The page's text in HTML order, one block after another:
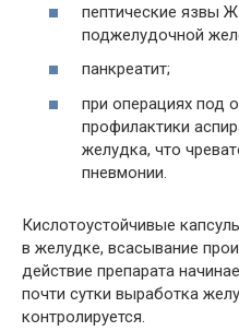
пептические язвы
поджелудочной
панкреатит;
при операциях под
профилактики
желудка, что
пневмонии.
Кислотоустойчивые
в желудке, всасывание
действие препарата
почти сутки выработка
контролируется.